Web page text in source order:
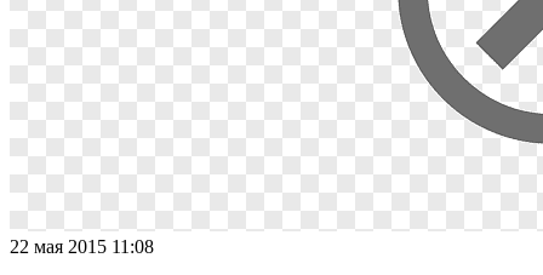
22 мая 2015 11:08